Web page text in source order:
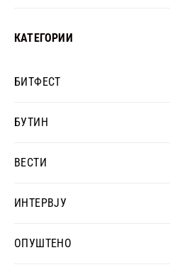
КАТЕГОРИИ
БИТФЕСТ
БУТИН
ВЕСТИ
ИНТЕРВЈУ
ОПУШТЕНО